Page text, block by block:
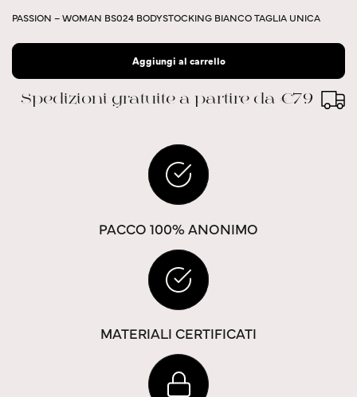
PASSION – WOMAN BS024 BODYSTOCKING BIANCO TAGLIA UNICA
Aggiungi al carrello
Spedizioni gratuite a partire da €79
PACCO 100% ANONIMO
MATERIALI CERTIFICATI